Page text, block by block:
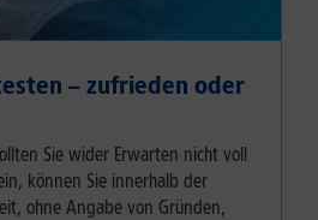
– zufrieden oder
Sie wider Erwarten nicht voll
können Sie innerhalb der
ohne Angabe von Gründen,